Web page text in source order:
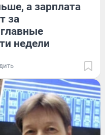
а зарплата
за
недели